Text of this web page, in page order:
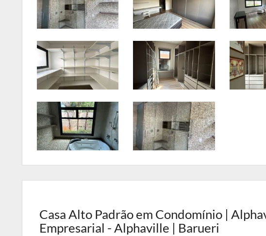
Casa Alto Padrão em Condomínio |
Empresarial - Alphaville | Barueri